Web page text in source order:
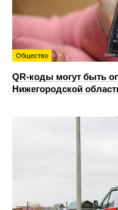
Общество
QR-коды могут быть
Нижегородской